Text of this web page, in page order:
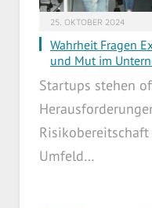
25. OKTOBER 2024
Wahrheit Fragen
und Mut im
Startups stehen
Umfeld…